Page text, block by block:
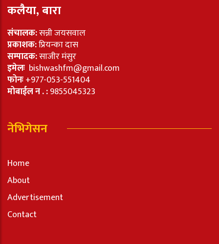
कलैया, बारा
संचालक:सन्नी जयसवाल
प्रकाशक:प्रियन्का दास
सम्पादक:साजीर मंसुर
इमेलः bishwashfm@gmail.com
फोनः+977-053-551404
मोबाईल न . :9855045323
नेभिगेसन
Home
About
Advertisement
Contact